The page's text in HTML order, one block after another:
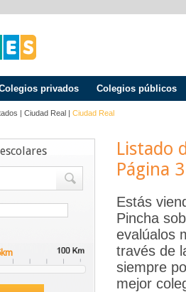
privados Colegios públicos
| Ciudad Real | Ciudad Real
Listado
Página 3
Estás
Pincha
evalúalos
través de
siempre
mejor